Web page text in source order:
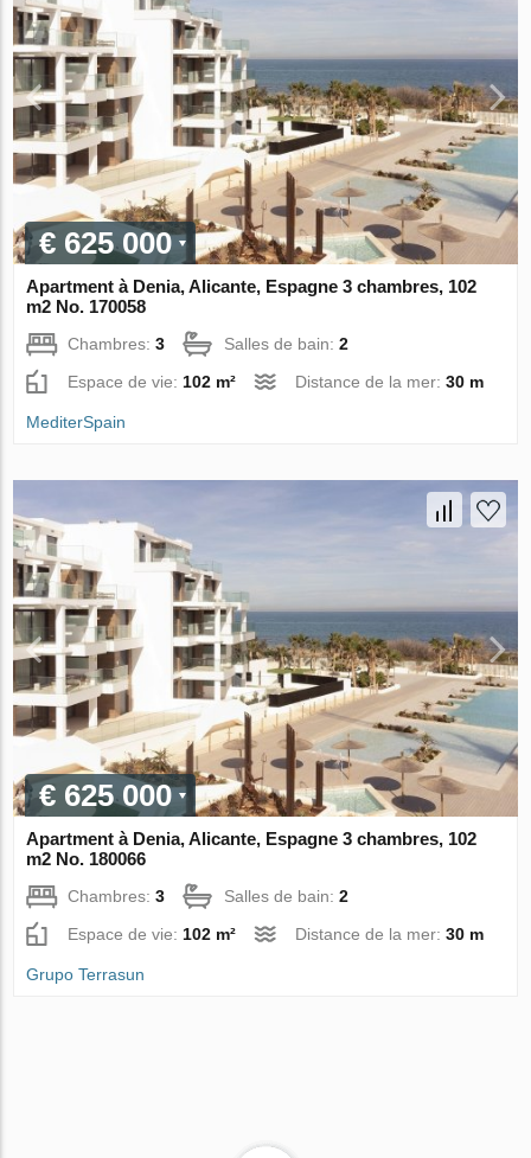
€ 625 000
Apartment à Denia, Alicante, Espagne 3 chambres, 102
m2 No. 170058
Chambres:3 Salles de bain:2
Espace de vie: 102 m² Distance de la mer:30 m
MediterSpain
€ 625 000
Apartment à Denia, Alicante, Espagne 3 chambres, 102
m2 No. 180066
Chambres:3 Salles de bain:2
Espace de vie: 102 m² Distance de la mer:30 m
Grupo Terrasun